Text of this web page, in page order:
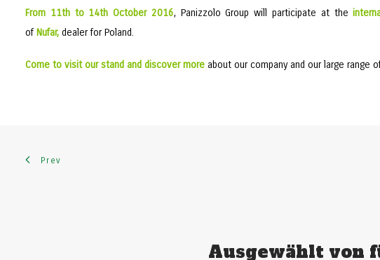
From 11th to 14th October 2016, Panizzolo Group will participate at the
of Nufar, dealer for Poland.
Come to visit our stand and discover more about our company and our large range
Prev
Ausgewählt von